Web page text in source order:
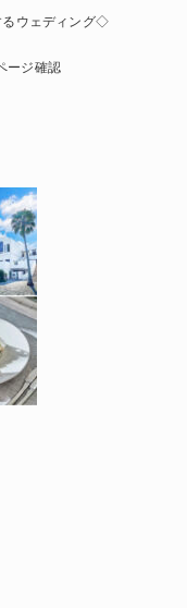
るウェディング◇
ージ確認